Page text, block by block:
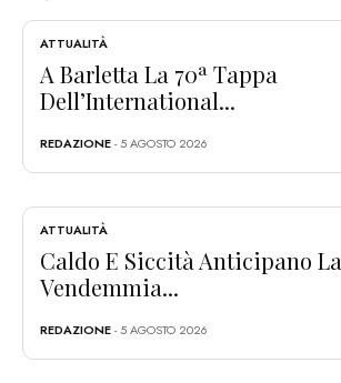
ATTUALITÀ
A Barletta La 70ª Tappa
Dell’International...
REDAZIONE- 5 AGOSTO 2026
ATTUALITÀ
Caldo E Siccità Anticipano La
Vendemmia...
REDAZIONE- 5 AGOSTO 2026